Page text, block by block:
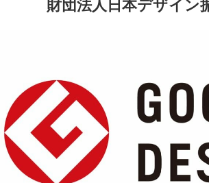
財団法人日本デザイン